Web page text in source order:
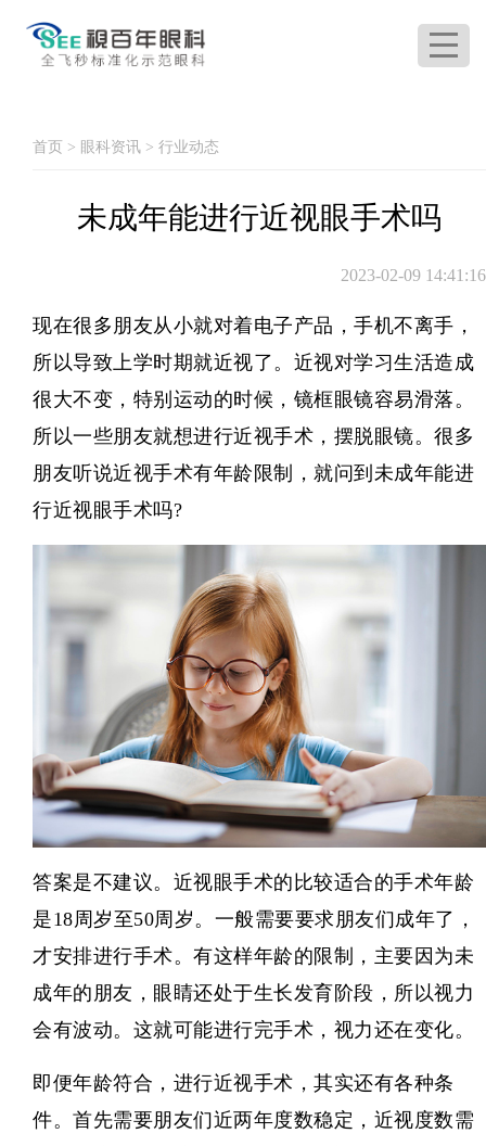
首页 > 眼科资讯 > 行业动态
未成年能进行近视眼手术吗
2023-02-09 14:41:16
现在很多朋友从小就对着电子产品，手机不离手，
所以导致上学时期就近视了。近视对学习生活造成
很大不变，特别运动的时候，镜框眼镜容易滑落。
所以一些朋友就想进行近视手术，摆脱眼镜。很多
朋友听说近视手术有年龄限制，就问到未成年能进
行近视眼手术吗?
答案是不建议。近视眼手术的比较适合的手术年龄
是18周岁至50周岁。一般需要要求朋友们成年了，
才安排进行手术。有这样年龄的限制，主要因为未
成年的朋友，眼睛还处于生长发育阶段，所以视力
会有波动。这就可能进行完手术，视力还在变化。
即便年龄符合，进行近视手术 ，其实还有各种条
件。首先需要朋友们近两年度数稳定，近视度数需